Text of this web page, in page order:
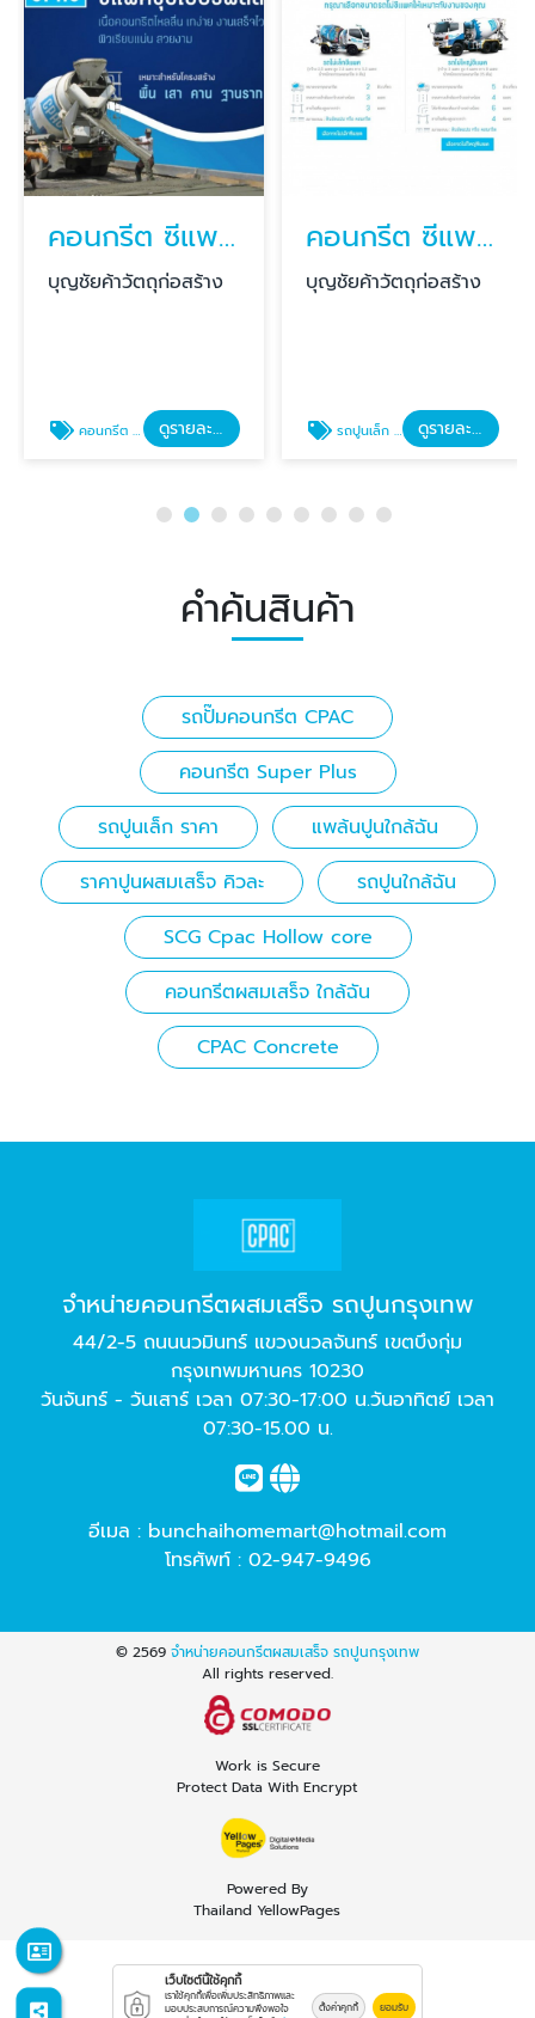
คอนกรีต ซีแพค CPAC Super Plus
บุญชัยค้าวัตถุก่อสร้าง
คอนกรีต Super Plus ดูรายละเอียด
คอนกรีต ซีแพค รถเล็ก
บุญชัยค้าวัตถุก่อสร้าง
รถปูนเล็ก ราคา ดูรายละเอียด
คำค้นสินค้า
รถปั๊มคอนกรีต CPAC
คอนกรีต Super Plus
รถปูนเล็ก ราคา
แพล้นปูนใกล้ฉัน
ราคาปูนผสมเสร็จ คิวละ
รถปูนใกล้ฉัน
SCG Cpac Hollow core
คอนกรีตผสมเสร็จ ใกล้ฉัน
CPAC Concrete
จำหน่ายคอนกรีตผสมเสร็จ รถปูนกรุงเทพ
44/2-5 ถนนนวมินทร์ แขวงนวลจันทร์ เขตบึงกุ่ม
กรุงเทพมหานคร 10230
วันจันทร์ - วันเสาร์ เวลา 07:30-17:00 น.วันอาทิตย์ เวลา
07:30-15.00 น.
อีเมล : bunchaihomemart@hotmail.com
โทรศัพท์ : 02-947-9496
© 2569 จำหน่ายคอนกรีตผสมเสร็จ รถปูนกรุงเทพ
All rights reserved.
Work is Secure
Protect Data With Encrypt
Powered By
Thailand YellowPages
เว็บไซต์นี้ใช้คุกกี้
เราใช้คุกกี้เพื่อเพิ่มประสิทธิภาพและ
มอบประสบการณ์ความพึงพอใจ
ตั้งค่าคุกกี้ ยอมรับ